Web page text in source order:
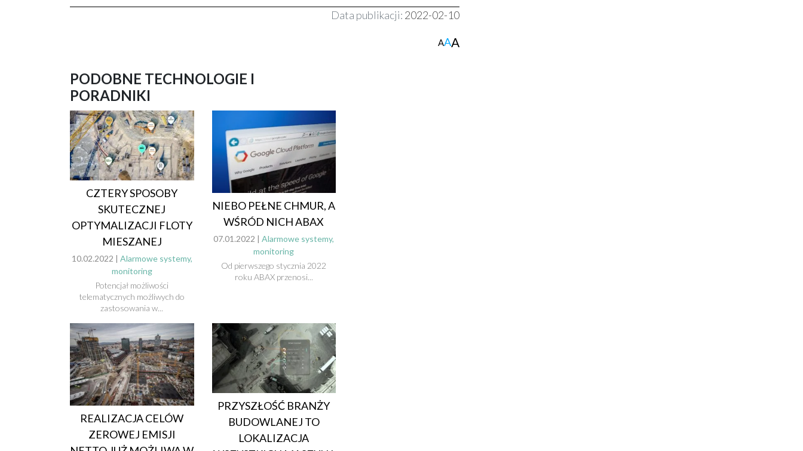
Data publikacji: 2022-02-10
AAA
PODOBNE TECHNOLOGIE I
PORADNIKI
CZTERY SPOSOBY
SKUTECZNEJ
OPTYMALIZACJI FLOTY
MIESZANEJ
10.02.2022 | Alarmowe systemy,
monitoring
Potencjał możliwości
telematycznych możliwych do
zastosowania w...
NIEBO PEŁNE CHMUR, A
WŚRÓD NICH ABAX
07.01.2022 |Alarmowe systemy,
monitoring
Od pierwszego stycznia 2022
roku ABAX przenosi...
REALIZACJA CELÓW
ZEROWEJ EMISJI
PRZYSZŁOŚĆ BRANŻY
BUDOWLANEJ TO
LOKALIZACJA